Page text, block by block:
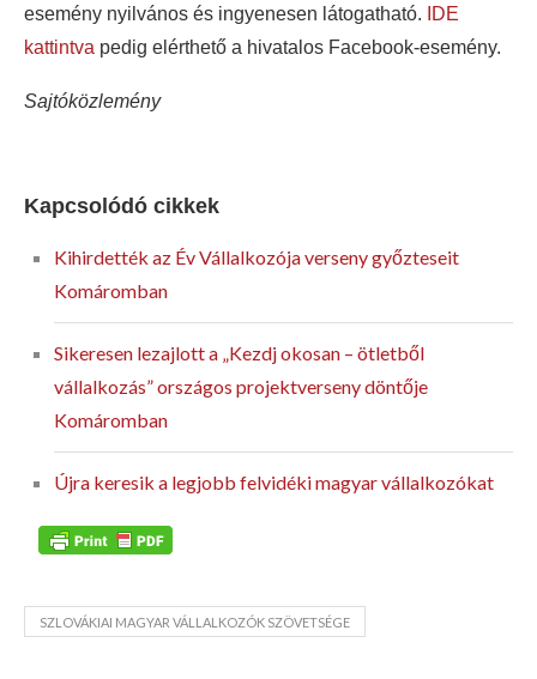
esemény nyilvános és ingyenesen látogatható.
IDE
kattintva pedig elérthető a hivatalos Facebook-esemény.
Sajtóközlemény
Kapcsolódó cikkek
Kihirdették az Év Vállalkozója verseny győzteseit
Komáromban
Sikeresen lezajlott a „Kezdj okosan – ötletből
vállalkozás” országos projektverseny döntője
Komáromban
Újra keresik a legjobb felvidéki magyar vállalkozókat
SZLOVÁKIAI MAGYAR VÁLLALKOZÓK SZÖVETSÉGE